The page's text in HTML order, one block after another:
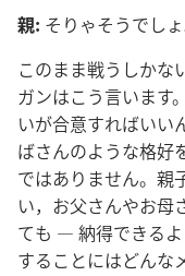
親: そりゃそうでし
このまま戦うしかな
ガンはこう言います
いが合意すればいい
ばさんのような格好
ではありません。親
い，お父さんやお
ても ― 納得できる
することにはどんな